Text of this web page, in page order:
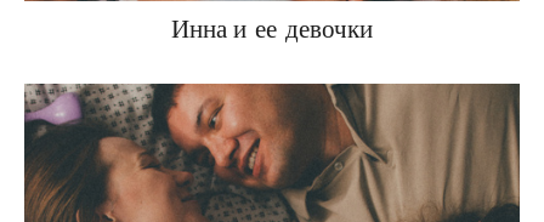
Инна и ее девочки